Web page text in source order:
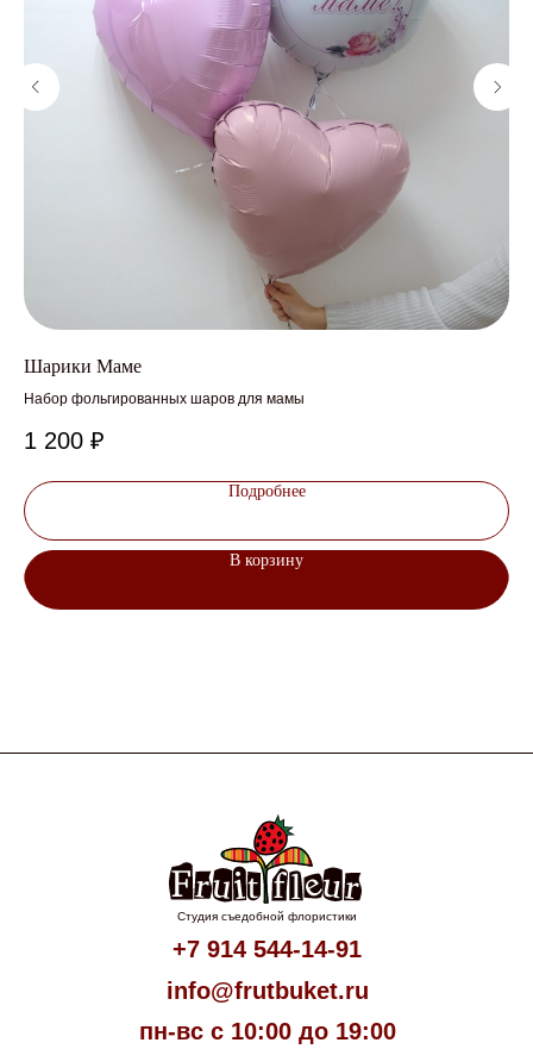
Шарики Маме
Набор фольгированных шаров для мамы
1 200 ₽
Подробнее
В корзину
Студия съедобной флористики
+7 914 544-14-91
info@frutbuket.ru
пн-вс с 10:00 до 19:00